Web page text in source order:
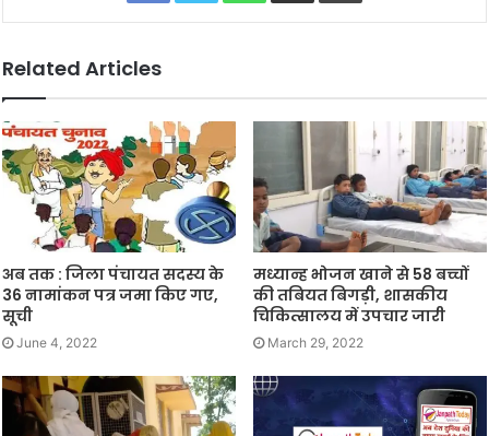
Related Articles
अब तक : जिला पंचायत सदस्य के
36 नामांकन पत्र जमा किए गए,
सूची
June 4, 2022
मध्यान्ह भोजन खाने से 58 बच्चों
की तबियत बिगड़ी, शासकीय
चिकित्सालय में उपचार जारी
March 29, 2022